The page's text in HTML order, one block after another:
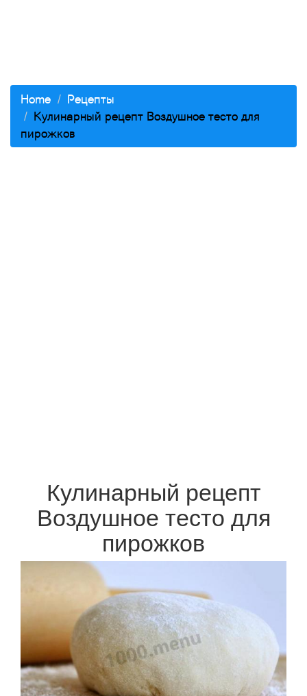
Home
Рецепты
Кулинарный рецепт Воздушное тесто для
пирожков
Кулинарный рецепт
Воздушное тесто для
пирожков